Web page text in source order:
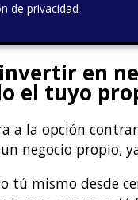
de privacidad
en
el tuyo
a la opción
negocio propio,
tú mismo desde